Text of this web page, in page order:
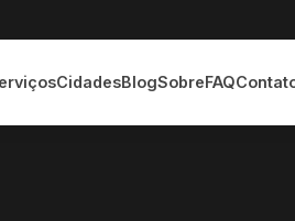
CidadesBlogSobreFAQ